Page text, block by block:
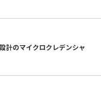
計のマイクロクレデンシャ